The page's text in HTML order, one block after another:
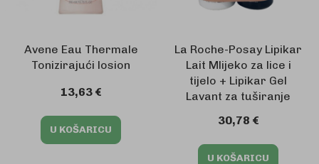
Avene Eau Thermale
Tonizirajući losion
13,63 €
U KOŠARICU
La Roche-Posay Lipikar
Lait Mlijeko za lice i
tijelo + Lipikar Gel
Lavant za tuširanje
30,78 €
U KOŠARICU